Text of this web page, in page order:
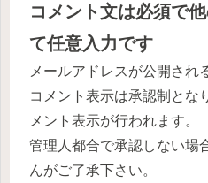
コメント文は必須で
て任意入力です
メールアドレスが公開され
コメント表示は承認制とな
メント表示が行われます。
管理人都合で承認しない場
んがご了承下さい。